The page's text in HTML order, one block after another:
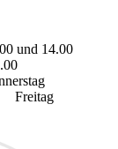
14.00